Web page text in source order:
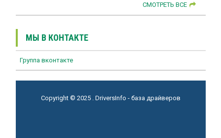
СМОТРЕТЬ ВСЕ
МЫ В КОНТАКТЕ
Группа вконтакте
Copyright © 2025 . DriversInfo - база драйверов